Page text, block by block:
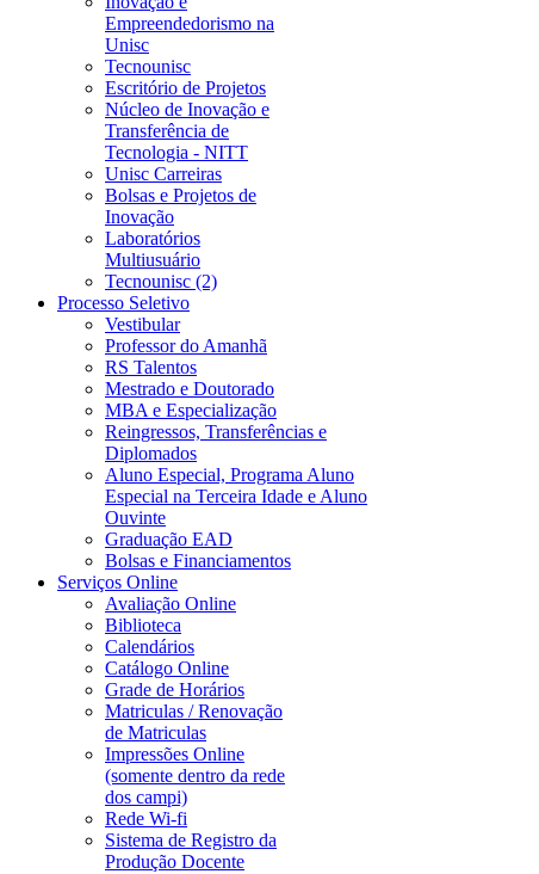
Empreendedorismo na
Unisc
Tecnounisc
Escritório de Projetos
Núcleo de Inovação e
Transferência de
Tecnologia - NITT
Unisc Carreiras
Bolsas e Projetos de
Inovação
Laboratórios
Multiusuário
Tecnounisc (2)
Processo Seletivo
Vestibular
Professor do Amanhã
RS Talentos
Mestrado e Doutorado
MBA e Especialização
Reingressos, Transferências e
Diplomados
Aluno Especial, Programa Aluno
Especial na Terceira Idade e Aluno
Ouvinte
Graduação EAD
Bolsas e Financiamentos
Serviços Online
Avaliação Online
Biblioteca
Calendários
Catálogo Online
Grade de Horários
Matriculas / Renovação
de Matriculas
Impressões Online
(somente dentro da rede
dos campi)
Rede Wi-fi
Sistema de Registro da
Produção Docente